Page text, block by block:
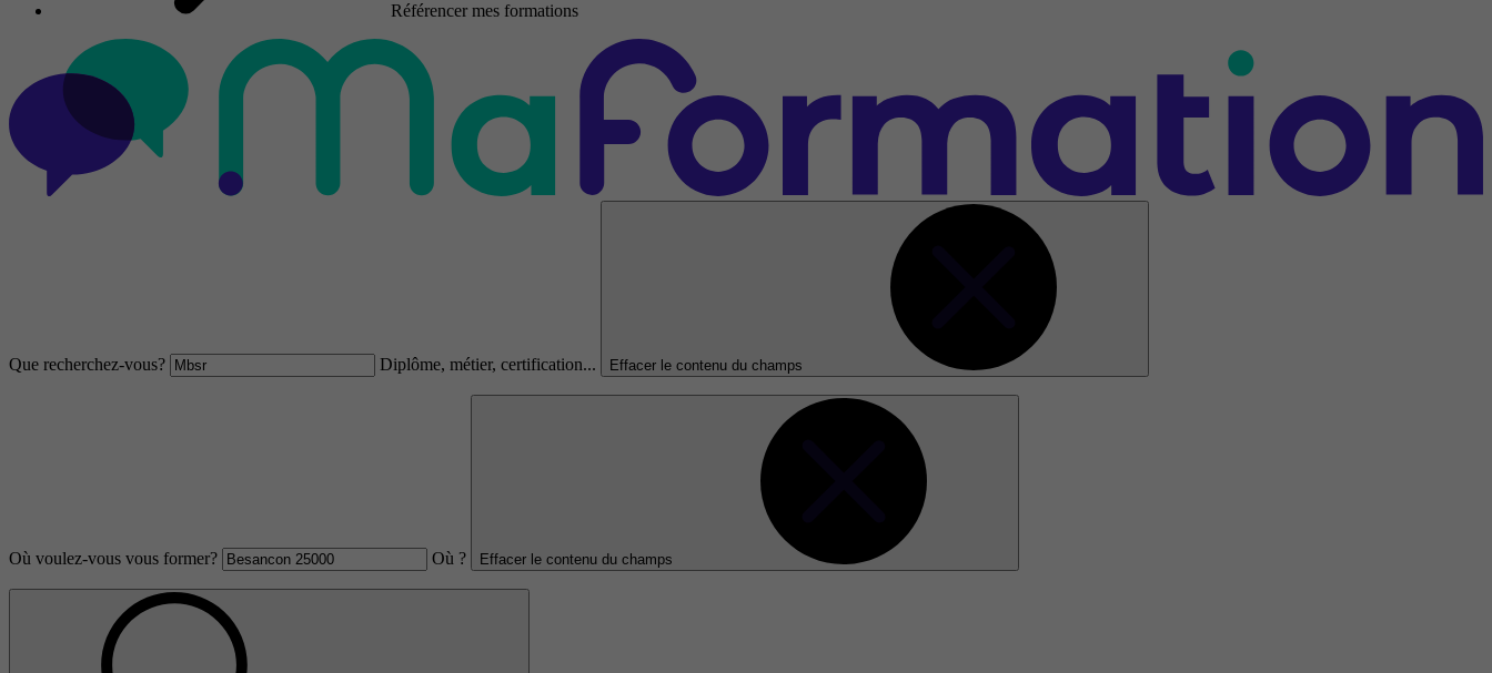
Référencer mes formations
Que recherchez-vous? Diplôme, métier, certification... Effacer le contenu du champs
Où voulez-vous vous former? Où ? Effacer le contenu du champs